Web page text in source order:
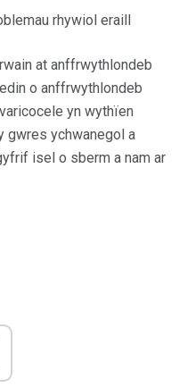
rhywiol eraill
at anffrwythlondeb
o anffrwythlondeb
yn wythïen
gwres ychwanegol a
isel o sberm a nam ar